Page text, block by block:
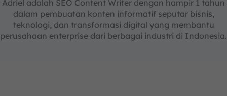
Adriel adalah SEO Content Writer dengan hampir 1 tahun
dalam pembuatan konten informatif seputar bisnis,
teknologi, dan transformasi digital yang membantu
perusahaan enterprise dari berbagai industri di Indonesia.